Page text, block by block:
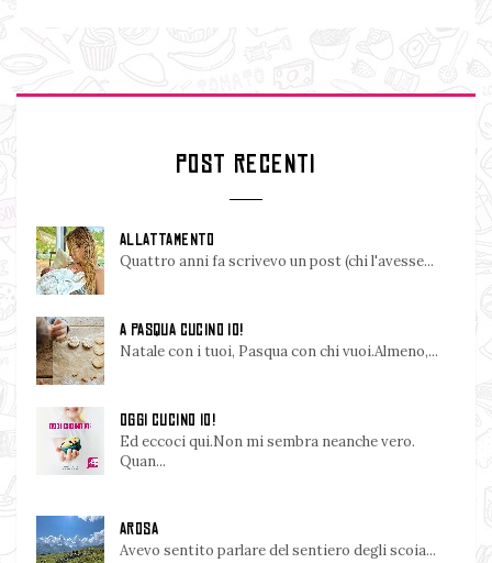
POST RECENTI
ALLATTAMENTO
Quattro anni fa scrivevo un post (chi l'avesse...
A PASQUA CUCINO IO!
Natale con i tuoi, Pasqua con chi vuoi.Almeno,...
OGGI CUCINO IO!
Ed eccoci qui.Non mi sembra neanche vero.
Quan...
AROSA
Avevo sentito parlare del sentiero degli scoia...